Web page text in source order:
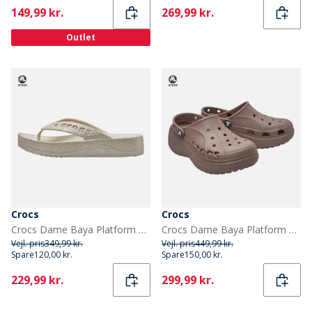
Current
149,99 kr.
Outlet
Current
269,99 kr.
Crocs
Crocs Dame Baya Platform Glitter Flip Flops Stucco
Vejl. pris349,99 kr.
Spare120,00 kr.
Current
229,99 kr.
Crocs
Crocs Dame Baya Platform Træsko Truffle
Vejl. pris449,99 kr.
Spare150,00 kr.
Current
299,99 kr.